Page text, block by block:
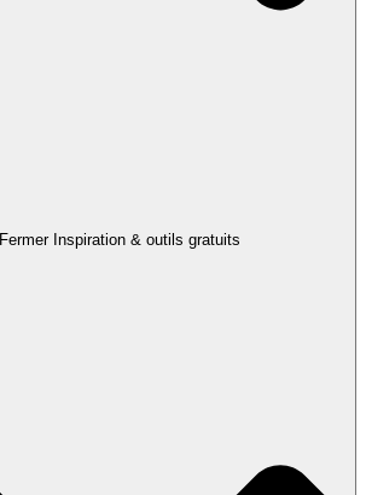
Fermer Inspiration & outils gratuits